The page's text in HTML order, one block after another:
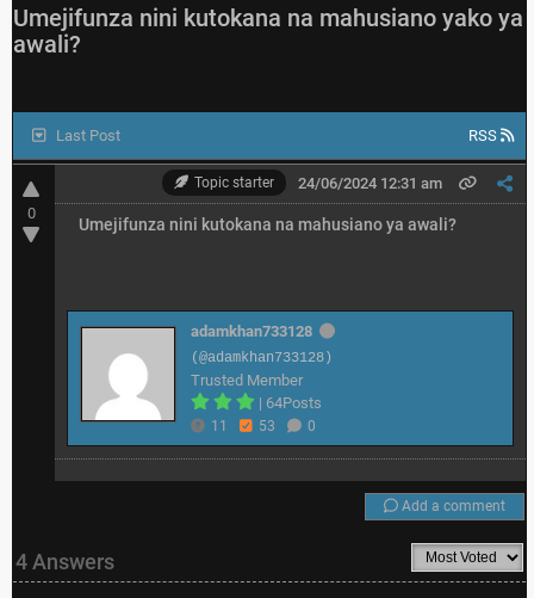
Umejifunza nini kutokana na mahusiano yako ya
awali?
Last Post RSS
0
24/06/2024 12:31 am
Topic starter
Umejifunza nini kutokana na mahusiano ya awali?
adamkhan733128
(@adamkhan733128)
Trusted Member
| 64Posts
11 53 0
Add a comment
4 Answers